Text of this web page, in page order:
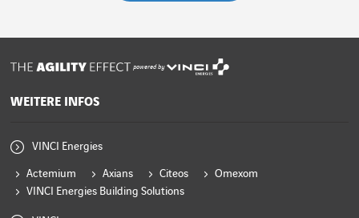
powered by
WEITERE INFOS
VINCI Energies
Actemium Axians Citeos
Omexom
VINCI Energies Building Solutions